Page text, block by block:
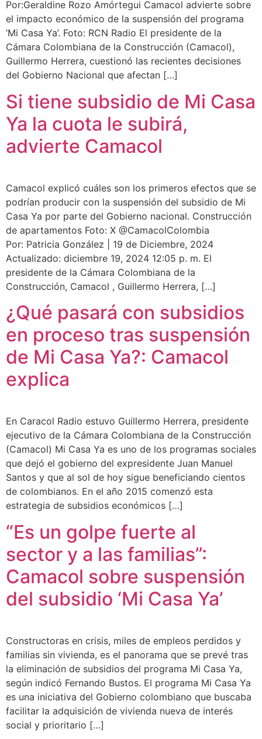
Por:Geraldine Rozo Amórtegui Camacol advierte sobre
el impacto económico de la suspensión del programa
‘Mi Casa Ya’. Foto: RCN Radio El presidente de la
Cámara Colombiana de la Construcción (Camacol),
Guillermo Herrera, cuestionó las recientes decisiones
del Gobierno Nacional que afectan […]
Si tiene subsidio de Mi Casa
Ya la cuota le subirá,
advierte Camacol
Camacol explicó cuáles son los primeros efectos que se
podrían producir con la suspensión del subsidio de Mi
Casa Ya por parte del Gobierno nacional. Construcción
de apartamentos Foto: X @CamacolColombia
Por: Patricia González | 19 de Diciembre, 2024
Actualizado: diciembre 19, 2024 12:05 p. m. El
presidente de la Cámara Colombiana de la
Construcción, Camacol , Guillermo Herrera, […]
¿Qué pasará con subsidios
en proceso tras suspensión
de Mi Casa Ya?: Camacol
explica
En Caracol Radio estuvo Guillermo Herrera, presidente
ejecutivo de la Cámara Colombiana de la Construcción
(Camacol) Mi Casa Ya es uno de los programas sociales
que dejó el gobierno del expresidente Juan Manuel
Santos y que al sol de hoy sigue beneficiando cientos
de colombianos. En el año 2015 comenzó esta
estrategia de subsidios económicos […]
“Es un golpe fuerte al
sector y a las familias”:
Camacol sobre suspensión
del subsidio ‘Mi Casa Ya’
Constructoras en crisis, miles de empleos perdidos y
familias sin vivienda, es el panorama que se prevé tras
la eliminación de subsidios del programa Mi Casa Ya,
según indicó Fernando Bustos. El programa Mi Casa Ya
es una iniciativa del Gobierno colombiano que buscaba
facilitar la adquisición de vivienda nueva de interés
social y prioritario […]